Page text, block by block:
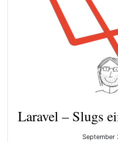
Laravel – Slugs
September